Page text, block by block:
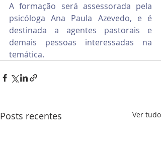
A formação será assessorada pela
psicóloga Ana Paula Azevedo, e é
destinada a agentes pastorais e
demais pessoas interessadas na
temática.
Posts recentes Ver tudo